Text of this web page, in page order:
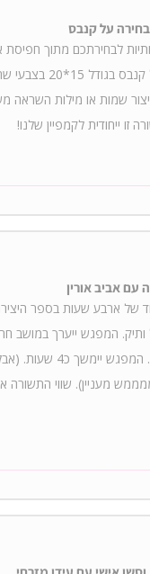
על קנבס
לבחירתכם מתוך
שלושה קנבסים. כל קנבס
שמות או מילות השראה
זו ייחודית לקמפיין שלנו!
עם אביב אורין
של ארבע שעות בספר
במאי בשעה 16:30.